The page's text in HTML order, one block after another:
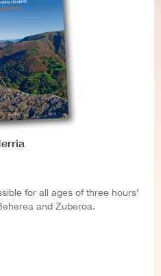
for all ages of three hours’
and Zuberoa.